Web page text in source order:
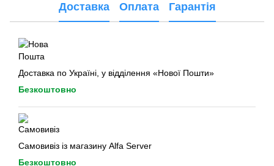
Доставка Оплата Гарантія
Доставка по Україні, у відділення «Нової Пошти»
Безкоштовно
Самовивіз із магазину Alfa Server
Безкоштовно